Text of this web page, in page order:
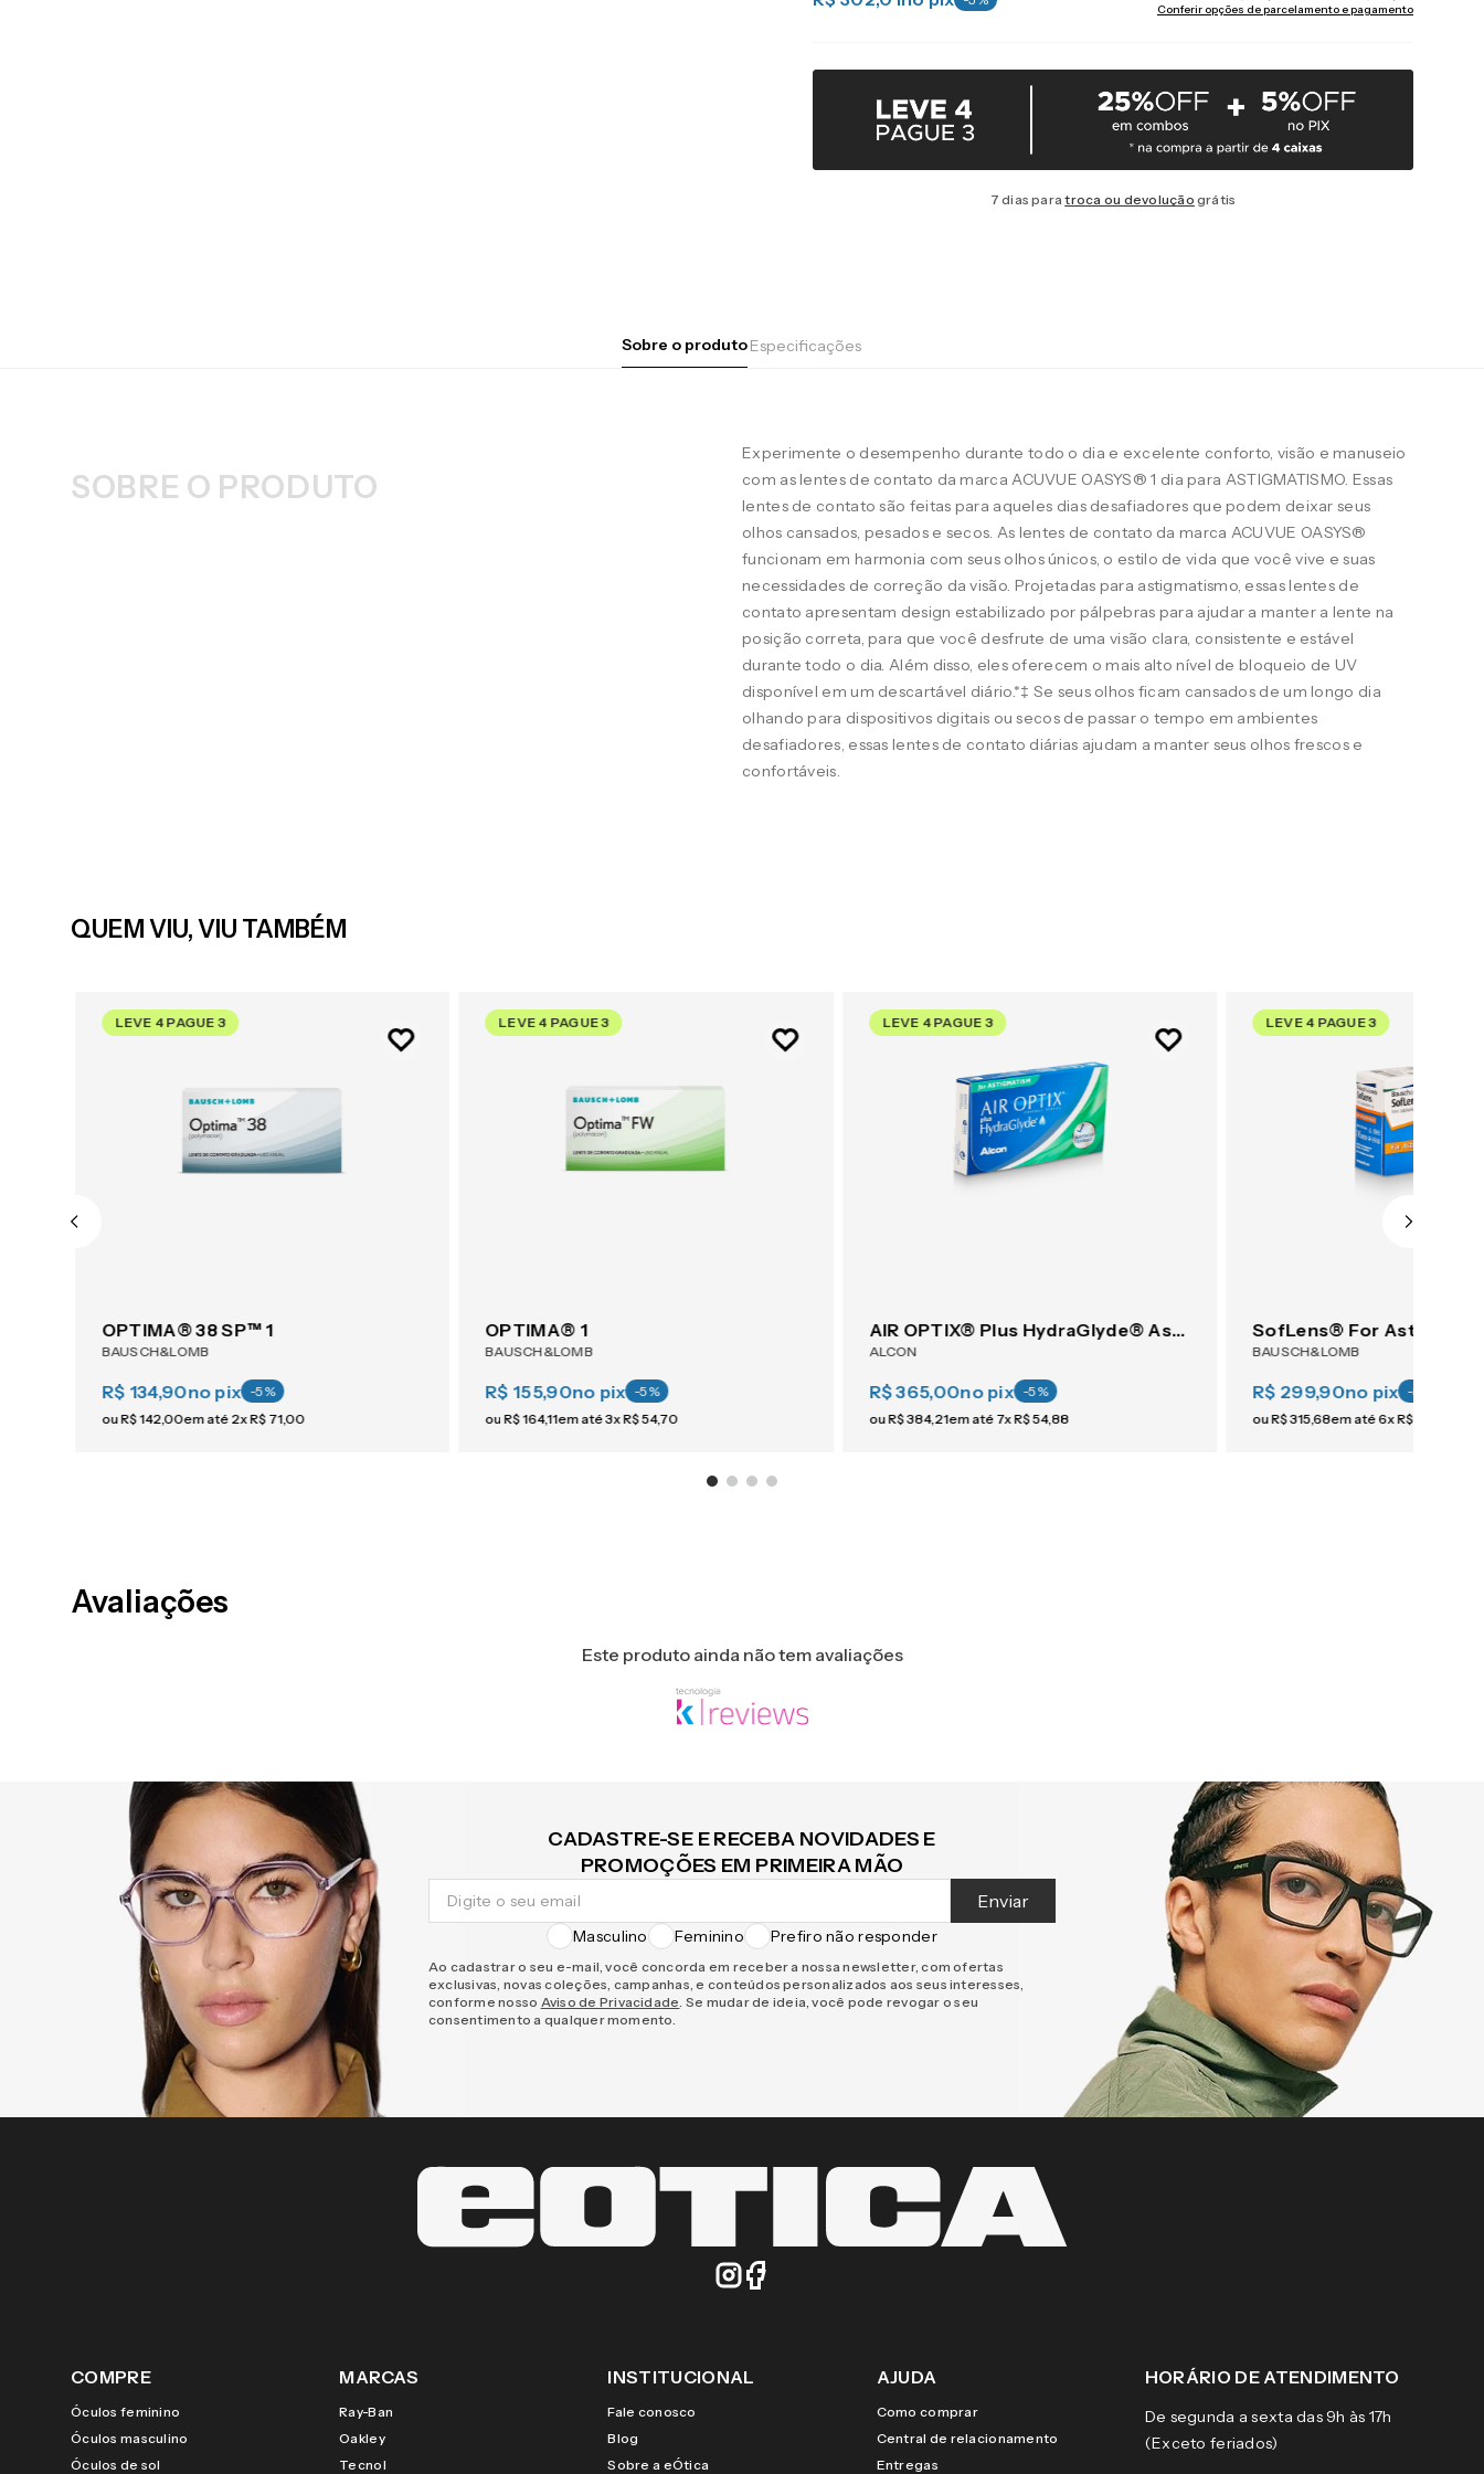
Conferir opções de parcelamento e pagamento
7 dias paratroca ou devolução grátis
Sobre o produtoEspecificações
SOBRE O PRODUTO
Experimente o desempenho durante todo o dia e excelente conforto, visão e manuseio
com as lentes de contato da marca ACUVUE OASYS® 1 dia para ASTIGMATISMO. Essas
lentes de contato são feitas para aqueles dias desafiadores que podem deixar seus
olhos cansados, pesados e secos. As lentes de contato da marca ACUVUE OASYS®
funcionam em harmonia com seus olhos únicos, o estilo de vida que você vive e suas
necessidades de correção da visão. Projetadas para astigmatismo, essas lentes de
contato apresentam design estabilizado por pálpebras para ajudar a manter a lente na
posição correta, para que você desfrute de uma visão clara, consistente e estável
durante todo o dia. Além disso, eles oferecem o mais alto nível de bloqueio de UV
disponível em um descartável diário.*‡ Se seus olhos ficam cansados de um longo dia
olhando para dispositivos digitais ou secos de passar o tempo em ambientes
desafiadores, essas lentes de contato diárias ajudam a manter seus olhos frescos e
confortáveis.
QUEM VIU, VIU TAMBÉM
LEVE 4 PAGUE 3
OPTIMA® 38 SP™ 1
BAUSCH&LOMB
R$ 134,90no pix -5%
ouR$142,00em até 2xR$ 71,00
LEVE 4 PAGUE 3
OPTIMA® 1
BAUSCH&LOMB
R$ 155,90no pix -5%
ouR$164,11em até3xR$54,70
LEVE 4 PAGUE 3
AIR OPTIX® Plus HydraGlyde® Astigmatism 6
ALCON
R$ 365,00no pix -5%
ouR$384, 21em até 7xR$54,88
LEVE 4 PAGUE 3
SofLens® For
BAUSCH&LOMB
R$ 299,90no pix -5
ouR$315,68em até6xR$
Avaliações
Este produto ainda não tem avaliações
CADASTRE-SE E RECEBA NOVIDADES E
PROMOÇÕES EM PRIMEIRA MÃO
Enviar
Masculino Feminino Prefiro não responder
Ao cadastrar o seu e-mail, você concorda em receber a nossa newsletter, com ofertas
exclusivas, novas coleções, campanhas, e conteúdos personalizados aos seus interesses,
conforme nosso Aviso de Privacidade. Se mudar de ideia, você pode revogar o seu
consentimento a qualquer momento.
COMPRE
Óculos feminino
Óculos masculino
Óculos de sol
MARCAS
Ray-Ban
Oakley
Tecnol
INSTITUCIONAL
Fale conosco
Blog
Sobre a eÓtica
AJUDA
Como comprar
Central de relacionamento
Entregas
HORÁRIO DE ATENDIMENTO
De segunda a sexta das 9h às 17h
(Exceto feriados)